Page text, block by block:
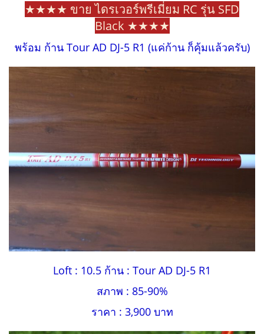
★★★★ ขาย ไดรเวอร์พรีเมี่ยม RC รุ่น SFD
Black ★★★★
พร้อม ก้าน Tour AD DJ-5 R1 (แค่ก้าน ก็คุ้มแล้วครับ)
Loft : 10.5 ก้าน : Tour AD DJ-5 R1
สภาพ : 85-90%
ราคา : 3,900 บาท